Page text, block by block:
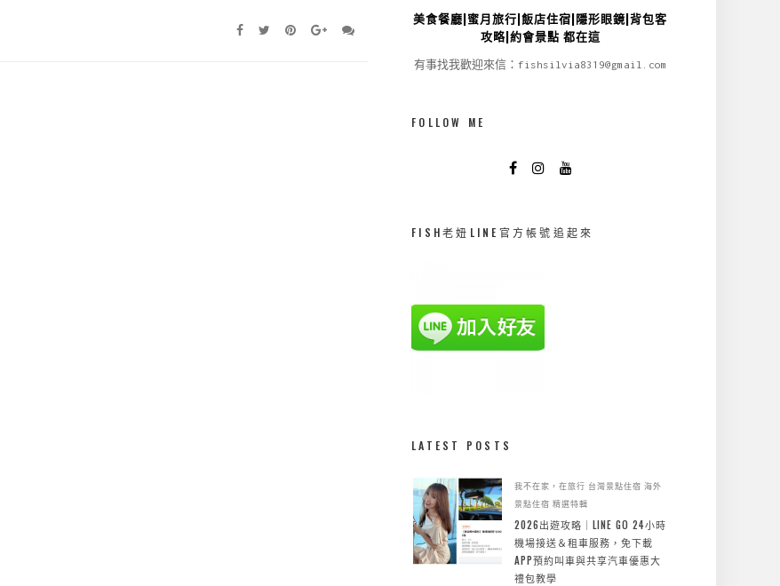
美食餐廳|蜜月旅行|飯店住宿|隱形眼鏡|背包客
攻略|約會景點 都在這
有事找我歡迎來信：fishsilvia8319@gmail.com
FOLLOW ME
FISH老妞LINE官方帳號追起來
LATEST POSTS
我不在家，在旅行 台灣景點住宿 海外
景點住宿 精選特輯
2026出遊攻略｜LINE GO 24小時
機場接送＆租車服務，免下載
APP預約叫車與共享汽車優惠大
禮包教學